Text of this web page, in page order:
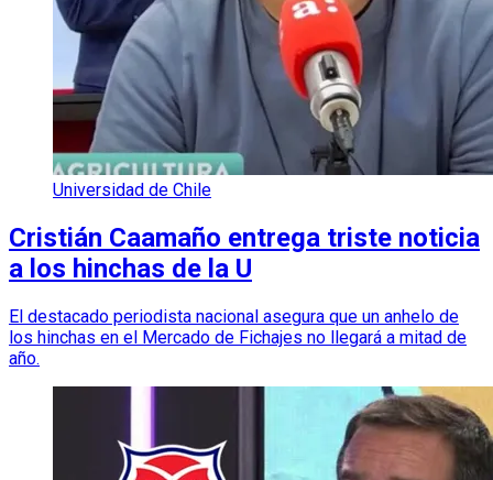
Universidad de Chile
Cristián Caamaño entrega triste noticia
a los hinchas de la U
El destacado periodista nacional asegura que un anhelo de
los hinchas en el Mercado de Fichajes no llegará a mitad de
año.